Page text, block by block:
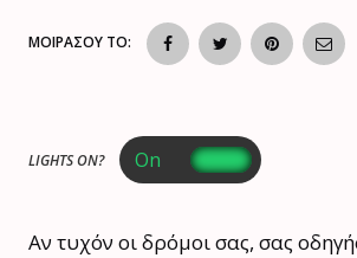
ΜΟΙΡΑΣΟΥ ΤΟ:
LIGHTS ON?
Αν τυχόν οι δρόμοι σας, σας